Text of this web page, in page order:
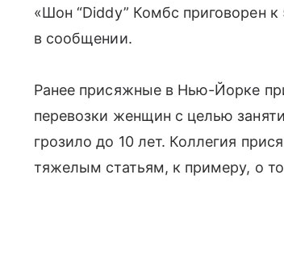
«Шон “Diddy” Комбс приговорен
в сообщении.
Ранее присяжные в Нью-Йорке
перевозки женщин с целью
грозило до 10 лет. Коллегия
тяжелым статьям, к примеру, о